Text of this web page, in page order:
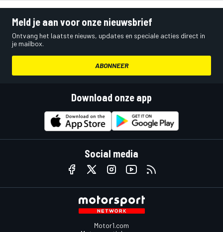
Meld je aan voor onze nieuwsbrief
Ontvang het laatste nieuws, updates en speciale acties direct in
je mailbox.
ABONNEER
Download onze app
Social media
Motor1.com